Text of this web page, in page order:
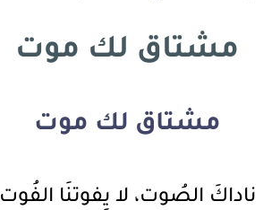
مشتاق لك موت
مشتاق لك موت
ناداكَ الصُوت، لا يِفوتنَا الفُوت